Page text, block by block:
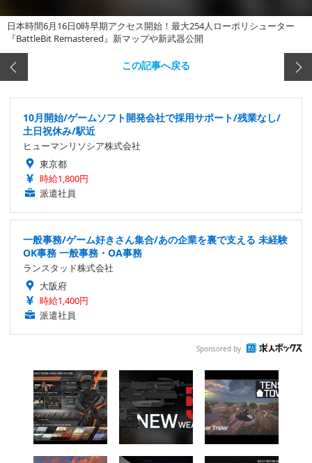
日本時間6月16日0時早期アクセス開始！最大254人ローポリシューター
『BattleBit Remastered』新マップや新武器公開
この記事へ戻る
10月開始/ゲームソフト開発会社で採用サポート/残業なし/
土日祝休み/駅近
ヒューマンリソシア株式会社
東京都
時給1,800円
派遣社員
一般事務/ゲーム好きさん集合/あの企業を裏で支える 未経験
OK事務 一般事務・OA事務
ランスタッド株式会社
大阪府
時給1,400円
派遣社員
Sponsored by